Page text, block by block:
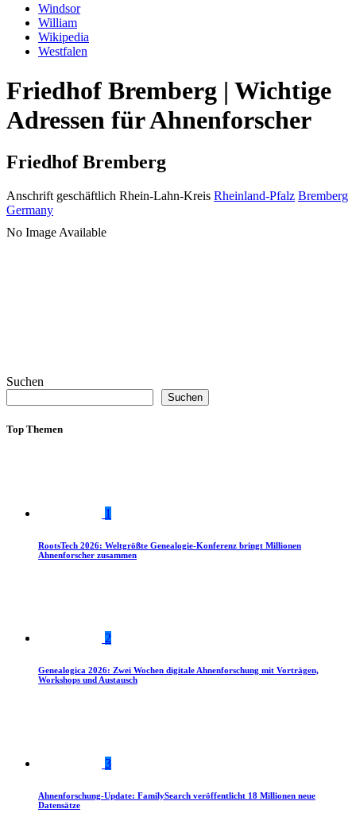
Windsor
William
Wikipedia
Westfalen
Friedhof Bremberg | Wichtige
Adressen für Ahnenforscher
Friedhof Bremberg
Anschrift geschäftlich Rhein-Lahn-Kreis Rheinland-Pfalz Bremberg
Germany
No Image Available
Suchen
Suchen
Top Themen
1
RootsTech 2026: Weltgrößte Genealogie-Konferenz bringt Millionen
Ahnenforscher zusammen
2
Genealogica 2026: Zwei Wochen digitale Ahnenforschung mit Vorträgen,
Workshops und Austausch
3
Ahnenforschung-Update: FamilySearch veröffentlicht 18 Millionen neue
Datensätze